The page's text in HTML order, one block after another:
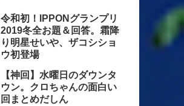
令和初！IPPONグランプリ
2019冬全お題＆回答。霜降
り明星せいや、ザコシショ
ウ初登場
【神回】水曜日のダウンタ
ウン。クロちゃんの面白い
回まとめだしん